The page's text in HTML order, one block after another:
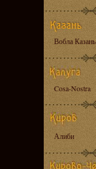
Вобла Казань
Cosa-Nostra
Алиби